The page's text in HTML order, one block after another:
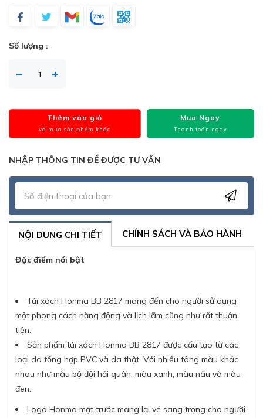
Số lượng :
Thêm vào giỏ
và mua sản phẩm khác
Mua Ngay
Thanh toán ngay
NHẬP THÔNG TIN ĐỂ ĐƯỢC TƯ VẤN
NỘI DUNG CHI TIẾT CHÍNH SÁCH VÀ BẢO HÀNH
Đặc điểm nổi bật
Túi xách Honma BB 2817 mang đến cho người sử dụng
một phong cách năng động và lịch lãm cũng như rất thuận
tiện.
Sản phẩm túi xách Honma BB 2817 được cấu tạo từ các
loại da tổng hợp PVC và da thật. Với nhiều tông màu khác
nhau như màu bộ đội hải quân, màu xanh, màu nâu và màu
đen.
Logo Honma mặt trước mang lại vẻ sang trọng cho người